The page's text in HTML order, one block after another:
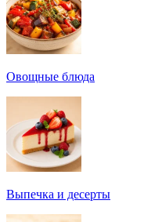
Овощные блюда
Выпечка и десерты